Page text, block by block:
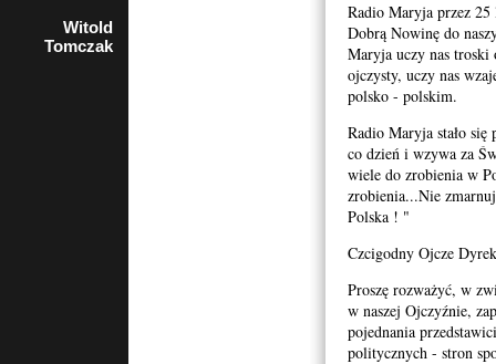
Witold
Tomczak
Radio Maryja przez 25
Dobrą Nowinę do
Maryja uczy nas
ojczysty, uczy nas
polsko - polskim.
Radio Maryja stało się
co dzień i wzywa za
wiele do zrobienia w
zrobienia...Nie
Polska ! "
Czcigodny Ojcze
Proszę rozważyć, w
w naszej Ojczyźnie,
pojednania
politycznych - stron